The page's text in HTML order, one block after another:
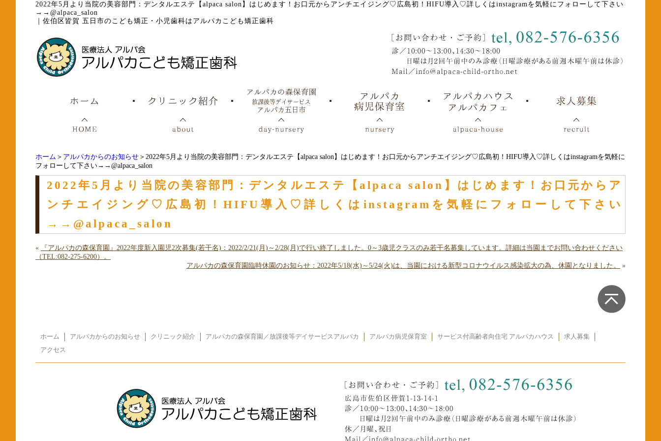
2022年5月より当院の美容部門：デンタルエステ【alpaca salon】はじめます！お口元からアンチエイジング♡広島初！HIFU導入♡詳しくはinstagramを気軽にフォローして下さい
→→@alpaca_salon
佐伯区皆賀 五日市のこども矯正・小児歯科はアルパカこども矯正歯科
ホーム ＞ アルパカからのお知らせ ＞2022年5月より当院の美容部門：デンタルエステ【alpaca salon】はじめます！お口元からアンチエイジング♡広島初！HIFU導入♡詳しくはinstagramを気軽に
フォローして下さい→→@alpaca_salon
2022年5月より当院の美容部門：デンタルエステ【alpaca salon】はじめます！お口元からア
ンチエイジング♡広島初！HIFU導入♡詳しくはinstagramを気軽にフォローして下さい
→→@alpaca_salon
«
『アルパカの森保育園』2022年度新入園児2次募集(若干名)：2022/2/21(月)～2/28(月)で行い終了しました。0～3歳児クラスのみ若干名募集しています。詳細は当園までお問い合わせください
（TEL:082-275-6200）。
アルパカの森保育園臨時休園のお知らせ：2022年5/18(水)～5/24(火)は、当園における新型コロナウイルス感染拡大の為、休園となりました。
»
ホーム アルパカからのお知らせ クリニック紹介 アルパカの森保育園／放課後等デイサービスアルパカ アルパカ病児保育室 サービス付高齢者向住宅 アルパカハウス
求人募集
アクセス